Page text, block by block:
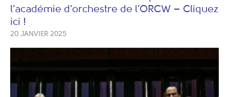
l’académie d’orchestre de l’ORCW – Cliquez
ici !
20 JANVIER 2025